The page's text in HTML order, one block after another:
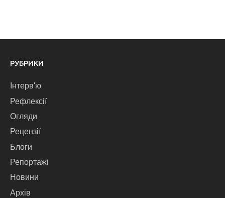
РУБРИКИ
Інтерв'ю
Рефлексії
Огляди
Рецензії
Блоги
Репортажі
Новини
Архів